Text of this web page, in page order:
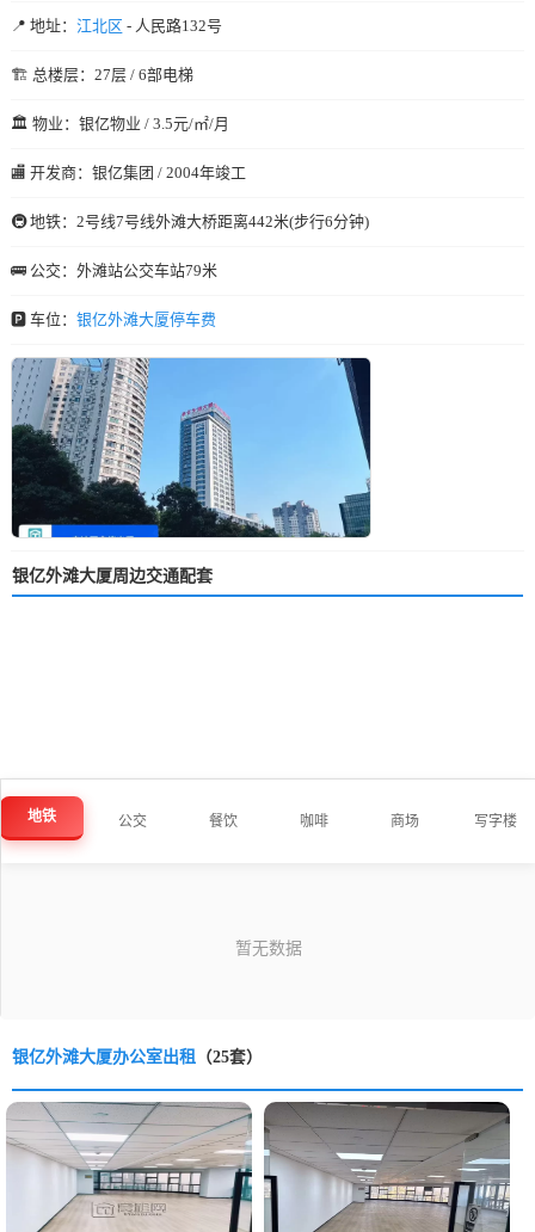
📍 地址： 江北区 - 人民路132号
🏗️ 总楼层：27层 / 6部电梯
🏛️ 物业：银亿物业 / 3.5元/㎡/月
🏬 开发商：银亿集团 / 2004年竣工
🚇 地铁：2号线7号线外滩大桥距离442米(步行6分钟)
🚌 公交：外滩站公交车站79米
🅿️ 车位： 银亿外滩大厦停车费
银亿外滩大厦周边交通配套
地铁 公交 餐饮 咖啡 商场 写字楼
银亿外滩大厦办公室出租 （25套）